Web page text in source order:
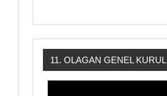
11. OLAGAN GENEL KURUL